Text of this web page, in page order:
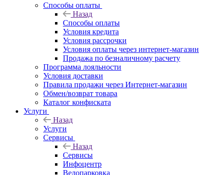
Способы оплаты
Назад
Способы оплаты
Условия кредита
Условия рассрочки
Условия оплаты через интернет-магазин
Продажа по безналичному расчету
Программа лояльности
Условия доставки
Правила продажи через Интернет-магазин
Обмен/возврат товара
Каталог конфиската
Услуги
Назад
Услуги
Сервисы
Назад
Сервисы
Инфоцентр
Велопарковка